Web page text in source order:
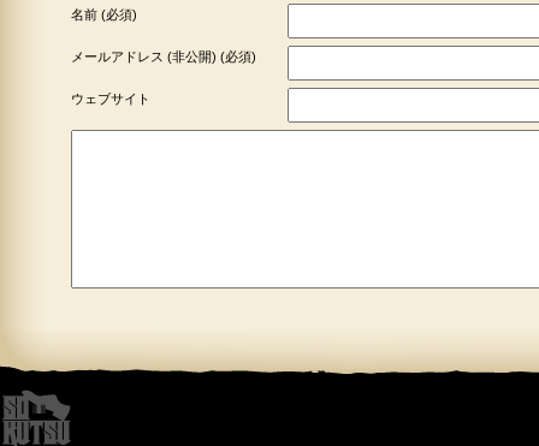
名前 (必須)
メールアドレス (非公開) (必須)
ウェブサイト